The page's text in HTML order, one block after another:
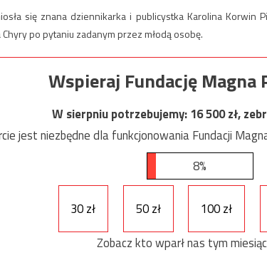
się znana dziennikarka i publicystka Karolina Korwin
po pytaniu zadanym przez młodą osobę.
Wspieraj Fundację Magna
W sierpniu potrzebujemy:16 500zł,
jest niezbędne dla funkcjonowania Fundacji
8%
30 zł 50 zł 100 zł
Zobacz kto wparł nas tym